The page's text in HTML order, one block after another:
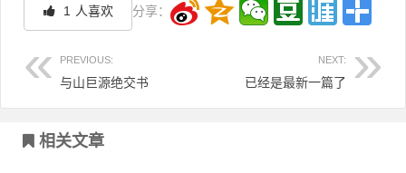
1 人喜欢 分享：
PREVIOUS:
与山巨源绝交书
NEXT:
已经是最新一篇了
文章导航
相关文章